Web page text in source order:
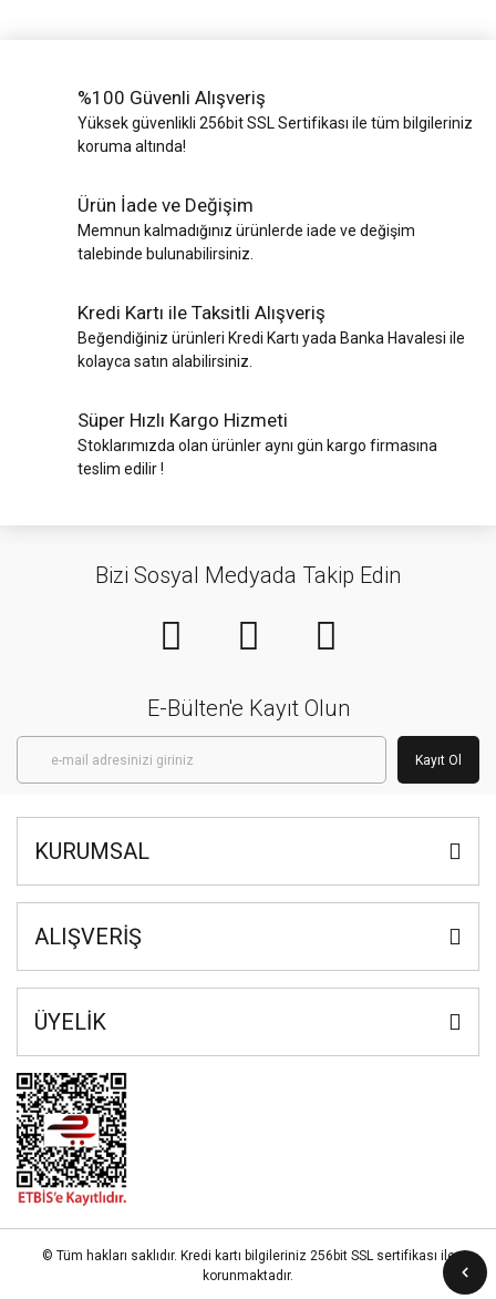
%100 Güvenli Alışveriş
Yüksek güvenlikli 256bit SSL Sertifikası ile tüm bilgileriniz
koruma altında!
Ürün İade ve Değişim
Memnun kalmadığınız ürünlerde iade ve değişim
talebinde bulunabilirsiniz.
Kredi Kartı ile Taksitli Alışveriş
Beğendiğiniz ürünleri Kredi Kartı yada Banka Havalesi ile
kolayca satın alabilirsiniz.
Süper Hızlı Kargo Hizmeti
Stoklarımızda olan ürünler aynı gün kargo firmasına
teslim edilir !
Bizi Sosyal Medyada Takip Edin
E-Bülten'e Kayıt Olun
Kayıt Ol
KURUMSAL
ALIŞVERİŞ
ÜYELİK
© Tüm hakları saklıdır. Kredi kartı bilgileriniz 256bit SSL sertifikası ile
korunmaktadır.